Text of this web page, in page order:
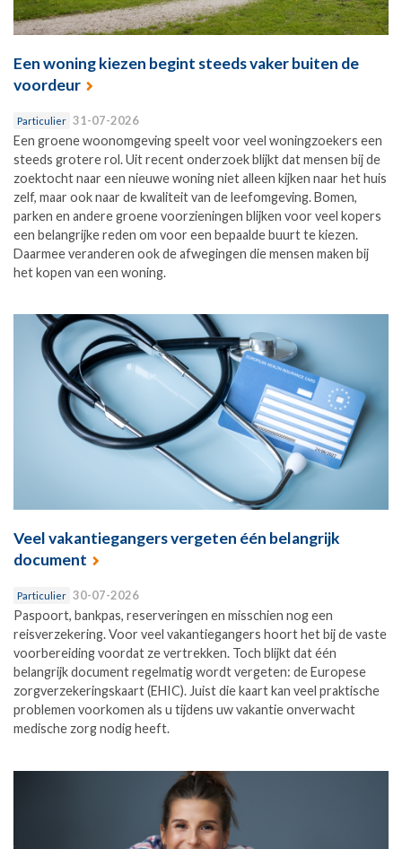
Een woning kiezen begint steeds vaker buiten de
voordeur
Particulier 31-07-2026
Een groene woonomgeving speelt voor veel woningzoekers een
steeds grotere rol. Uit recent onderzoek blijkt dat mensen bij de
zoektocht naar een nieuwe woning niet alleen kijken naar het huis
zelf, maar ook naar de kwaliteit van de leefomgeving. Bomen,
parken en andere groene voorzieningen blijken voor veel kopers
een belangrijke reden om voor een bepaalde buurt te kiezen.
Daarmee veranderen ook de afwegingen die mensen maken bij
het kopen van een woning.
Veel vakantiegangers vergeten één belangrijk
document
Particulier 30-07-2026
Paspoort, bankpas, reserveringen en misschien nog een
reisverzekering. Voor veel vakantiegangers hoort het bij de vaste
voorbereiding voordat ze vertrekken. Toch blijkt dat één
belangrijk document regelmatig wordt vergeten: de Europese
zorgverzekeringskaart (EHIC). Juist die kaart kan veel praktische
problemen voorkomen als u tijdens uw vakantie onverwacht
medische zorg nodig heeft.